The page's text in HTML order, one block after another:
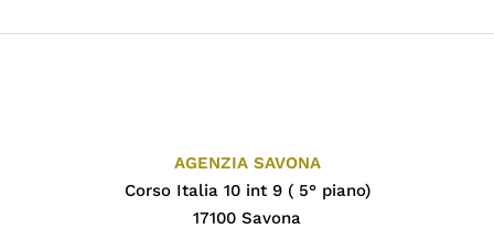
AGENZIA SAVONA
Corso Italia 10 int 9 ( 5° piano)
17100 Savona